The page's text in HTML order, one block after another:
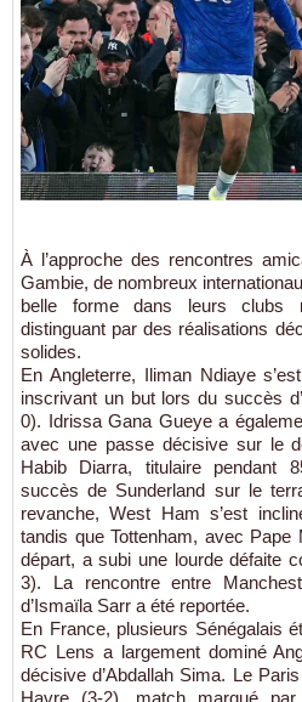
À l’approche des rencontres
Gambie, de nombreux
belle forme dans leurs clubs
distinguant par des réalisations
solides.
En Angleterre, Iliman Ndiaye
inscrivant un but lors du succès
0). Idrissa Gana Gueye a
avec une passe décisive sur le
Habib Diarra, titulaire pendant
succès de Sunderland sur le
revanche, West Ham s’est
tandis que Tottenham, avec
départ, a subi une lourde défaite
3). La rencontre entre
d’Ismaïla Sarr a été reportée.
En France, plusieurs Sénégalais
RC Lens a largement dominé
décisive d’Abdallah Sima. Le
Havre (3-2), match marqué